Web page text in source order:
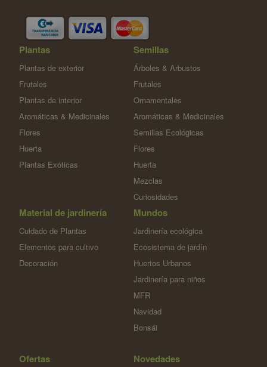
Plantas
Plantas de exterior
Frutales
Plantas de interior
Aromáticas & Medicinales
Flores
Huerta
Plantas Exóticas
Semillas
Árboles & Arbustos
Frutales
Ornamentales
Aromáticas & Medicinales
Semillas Ecológicas
Flores
Huerta
Mezclas
Curiosidades
Material de jardinería
Cuidado de Plantas
Elementos para cultivo
Decoración
Mundos
Jardinería ecológica
Ecosistema de jardín
Huertos Urbanos
Jardinería para niños
MFR
Navidad
Bonsái
Ofertas Novedades